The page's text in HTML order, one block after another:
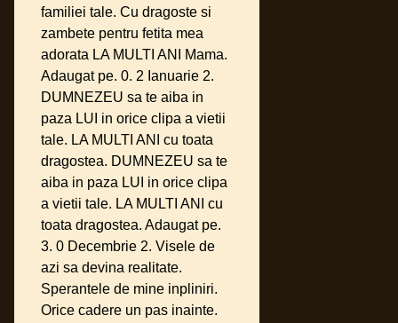
familiei tale. Cu dragoste si
zambete pentru fetita mea
adorata LA MULTI ANI Mama.
Adaugat pe. 0. 2 Ianuarie 2.
DUMNEZEU sa te aiba in
paza LUI in orice clipa a vietii
tale. LA MULTI ANI cu toata
dragostea. DUMNEZEU sa te
aiba in paza LUI in orice clipa
a vietii tale. LA MULTI ANI cu
toata dragostea. Adaugat pe.
3. 0 Decembrie 2. Visele de
azi sa devina realitate.
Sperantele de mine inpliniri.
Orice cadere un pas inainte.